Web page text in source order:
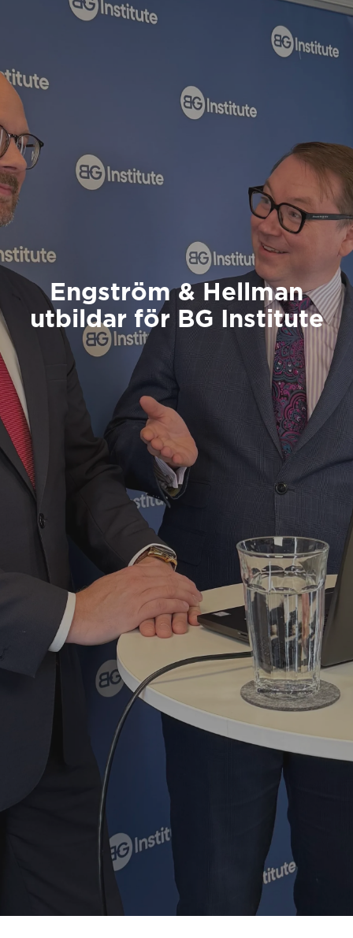
Engström & Hellman
utbildar för BG Institute